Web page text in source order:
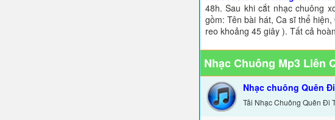
48h. Sau khi cắt nhạc chuông
gồm: Tên bài hát, Ca sĩ thể
reo khoảng 45 giây ). Tất cả
Nhạc Chuông Mp3 Liên
Nhạc chuông Quên
Tải Nhạc Chuông Quên Đi